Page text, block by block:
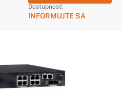
Dostupnosť:
INFORMUJTE SA